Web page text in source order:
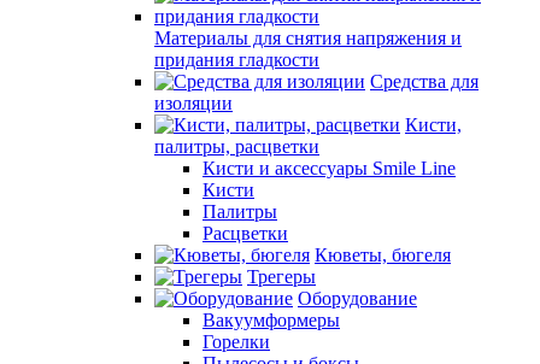
Материалы для снятия напряжения и
придания гладкости
Средства для
изоляции
Кисти,
палитры, расцветки
Кисти и аксессуары Smile Line
Кисти
Палитры
Расцветки
Кюветы, бюгеля
Трегеры
Оборудование
Вакуумформеры
Горелки